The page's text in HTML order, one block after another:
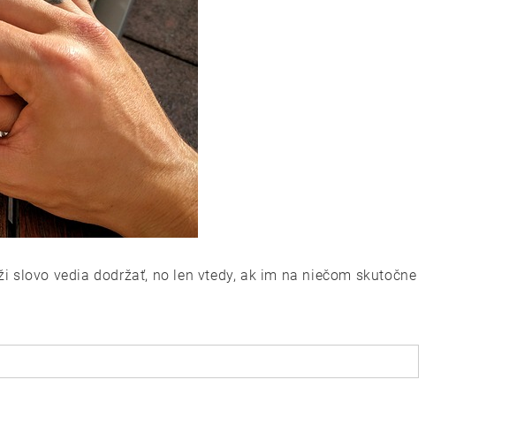
vedia dodržať, no len vtedy, ak im na niečom skutočne